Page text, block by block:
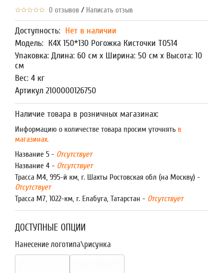
0 отзывов / Написать отзыв
Доступность: Нет в наличии
Модель: К4Х 150*130 Рогожка Кисточки Т0514
Упаковка: Длина: 60 см x Ширина: 50 см x Высота: 10
см
Вес: 4 кг
Артикул 2100000126750
Наличие товара в розничных магазинах:
Информацию о количестве товара просим уточнять в
магазинах.
Название 5 - Отсутствует
Название 4 - Отсутствует
Трасса М4, 995-й км, г. Шахты Ростовская обл (на Москву) -
Отсутствует
Трасса М7, 1022-км, г. Елабуга, Татарстан - Отсутствует
ДОСТУПНЫЕ ОПЦИИ
Нанесение логотипа\рисунка